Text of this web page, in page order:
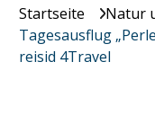
Startseite
Natur
Tagesausflug
reisid 4Travel